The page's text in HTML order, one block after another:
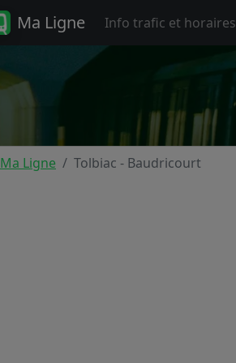
Ma Ligne Info trafic et horaires
Ma Ligne Tolbiac - Baudricourt